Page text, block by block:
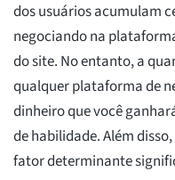
dos usuários acumulam
negociando na
do site. No entanto, a
qualquer plataforma de
dinheiro que você
de habilidade. Além
fator determinante